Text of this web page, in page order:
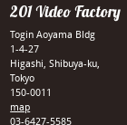
201 Video Factory
Togin Aoyama Bldg
1-4-27
Higashi, Shibuya-ku,
Tokyo
150-0011
map
03-6427-5585